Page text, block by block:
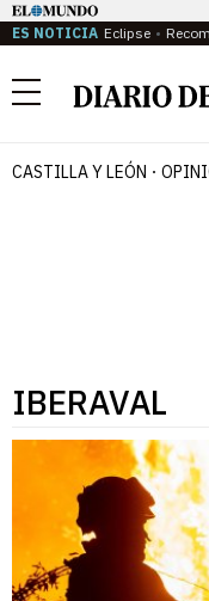
ES NOTICIA Eclipse
Menú
CASTILLA Y LEÓN
IBERAVAL